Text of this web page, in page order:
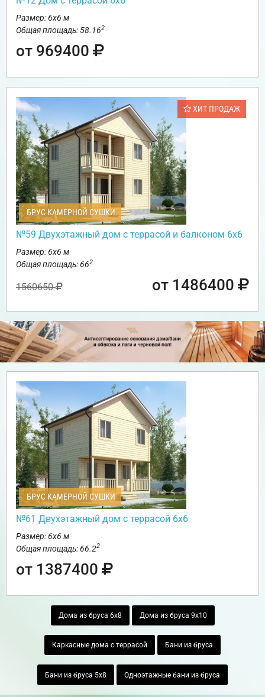
Размер: 6х6 м
Общая площадь: 58.162
от 969400
ХИТ ПРОДАЖ
БРУС КАМЕРНОЙ СУШКИ
№59 Двухэтажный дом с террасой и балконом 6х6
Размер: 6х6 м
Общая площадь: 662
1560650 от 1486400
БРУС КАМЕРНОЙ СУШКИ
№61 Двухэтажный дом с террасой 6х6
Размер: 6х6 м
Общая площадь: 66.22
от 1387400
Дома из бруса 6х8 Дома из бруса 9х10
Каркасные дома с террасой Бани из бруса
Бани из бруса 5х8 Одноэтажные бани из бруса